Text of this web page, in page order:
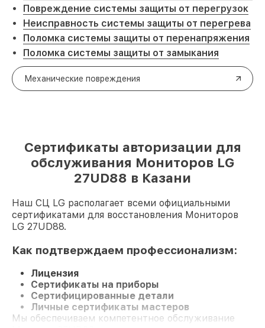
Повреждение системы защиты от перегрузок
Неисправность системы защиты от перегрева
Поломка системы защиты от перенапряжения
Поломка системы защиты от замыкания
Механические повреждения
Сертификаты авторизации для
обслуживания Мониторов LG
27UD88 в Казани
Наш СЦ LG располагает всеми официальными
сертификатами для восстановления Мониторов
LG 27UD88.
Как подтверждаем профессионализм:
Лицензия
Сертификаты на приборы
Сертифицированные детали
Личные сертификаты мастеров
Мы обеспечиваем компетентное обслуживание